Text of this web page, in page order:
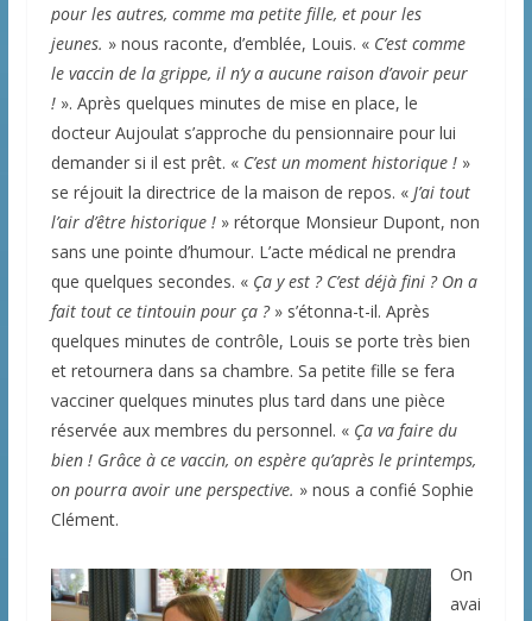
pour les autres, comme ma petite fille, et pour les
jeunes. » nous raconte, d’emblée, Louis. « C’est comme
le vaccin de la grippe, il n’y a aucune raison d’avoir peur
!». Après quelques minutes de mise en place, le
docteur Aujoulat s’approche du pensionnaire pour lui
demander si il est prêt. « C’est un moment historique ! »
se réjouit la directrice de la maison de repos. « J’ai tout
l’air d’être historique !» rétorque Monsieur Dupont, non
sans une pointe d’humour. L’acte médical ne prendra
que quelques secondes. « Ça y est ? C’est déjà fini ? On a
fait tout ce tintouin pour ça ? » s’étonna-t-il. Après
quelques minutes de contrôle, Louis se porte très bien
et retournera dans sa chambre. Sa petite fille se fera
vacciner quelques minutes plus tard dans une pièce
réservée aux membres du personnel. « Çava faire du
bien ! Grâce à ce vaccin, on espère qu’après le printemps,
on pourra avoir une perspective. » nous a confié Sophie
Clément.
On
avai